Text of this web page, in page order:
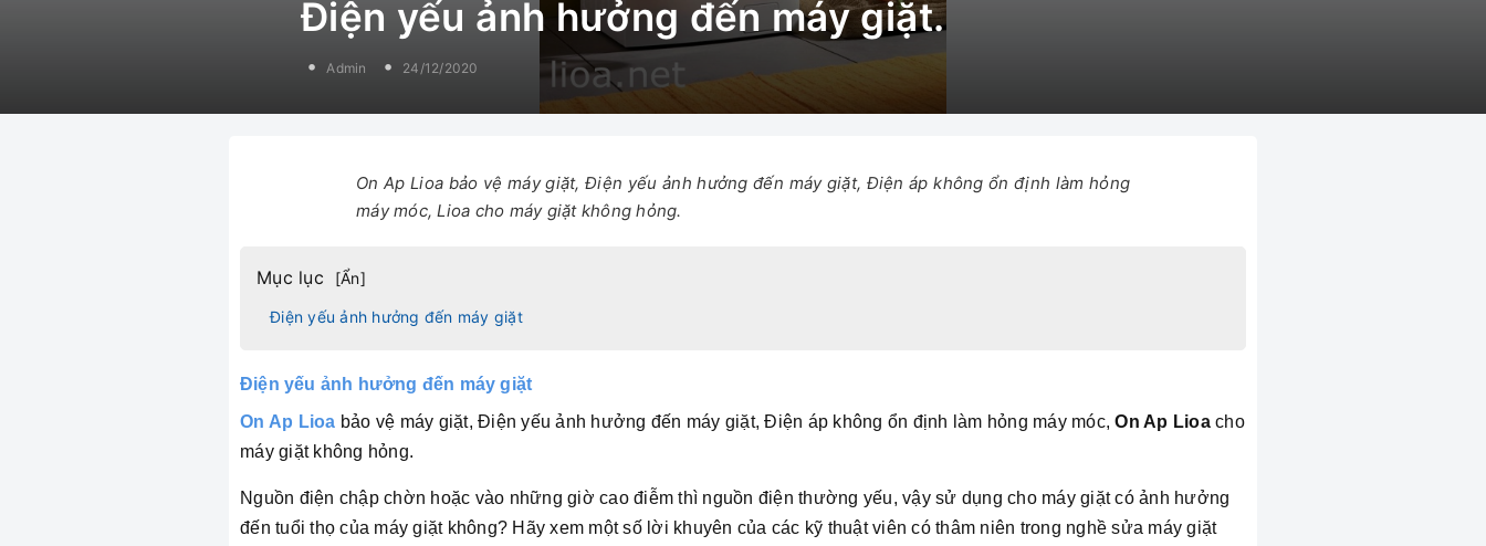
Điện yếu ảnh hưởng đến máy giặt.
Admin 24/12/2020
On Ap Lioa bảo vệ máy giặt, Điện yếu ảnh hưởng đến máy giặt, Điện áp không ổn định làm hỏng
máy móc, Lioa cho máy giặt không hỏng.
Mục lục [Ẩn]
Điện yếu ảnh hưởng đến máy giặt
Điện yếu ảnh hưởng đến máy giặt
On Ap Lioa bảo vệ máy giặt, Điện yếu ảnh hưởng đến máy giặt, Điện áp không ổn định làm hỏng máy móc,On Ap Lioacho
máy giặt không hỏng.
Nguồn điện chập chờn hoặc vào những giờ cao điễm thì nguồn điện thường yếu, vậy sử dụng cho máy giặt có ảnh hưởng
đến tuổi thọ của máy giặt không? Hãy xem một số lời khuyên của các kỹ thuật viên có thâm niên trong nghề sửa máy giặt